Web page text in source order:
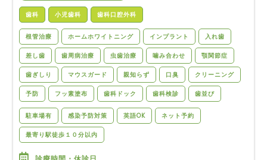
歯科 小児歯科 歯科口腔外科
根管治療 ホームホワイトニング インプラント 入れ歯
差し歯 歯周病治療 虫歯治療 噛み合わせ 顎関節症
歯ぎしり マウスガード 親知らず 口臭 クリーニング
予防 フッ素塗布 歯科ドック 歯科検診 歯並び
駐車場有 感染予防対策 英語OK ネット予約
最寄り駅徒歩１０分以内